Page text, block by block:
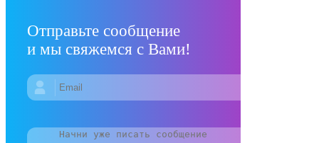
Отправьте сообщение
и мы свяжемся с Вами!